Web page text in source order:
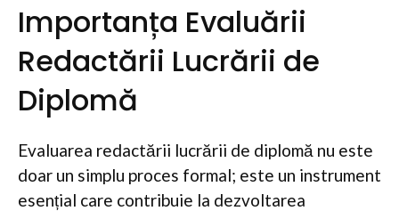
Importanța Evaluării
Redactării Lucrării de
Diplomă
Evaluarea redactării lucrării de diplomă nu este
doar un simplu proces formal; este un instrument
esențial care contribuie la dezvoltarea